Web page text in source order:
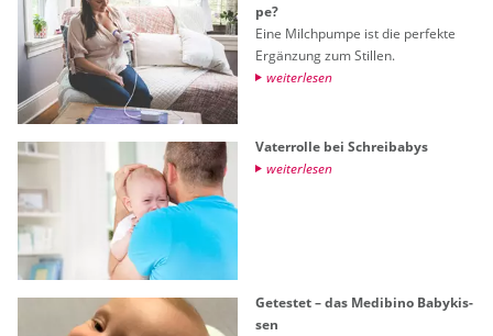
pe?
Eine Milch­pum­pe ist die per­fek­te
Er­gän­zung zum Stil­len.
wei­ter­le­sen
Va­ter­rol­le bei Schreiba­bys
wei­ter­le­sen
Ge­tes­tet – das Me­dibi­no Ba­by­kis­
sen